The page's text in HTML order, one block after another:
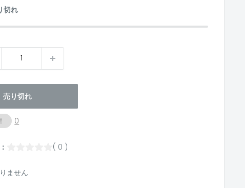
切れ
売り切れ
0
( 0 )
ません